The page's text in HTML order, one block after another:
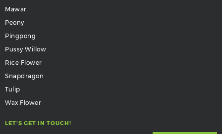
Mawar
Peony
Pingpong
Pussy Willow
Rice Flower
Snapdragon
Tulip
Wax Flower
LET'S GET IN TOUCH!